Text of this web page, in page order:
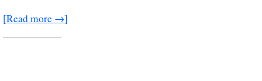
[Read more →]